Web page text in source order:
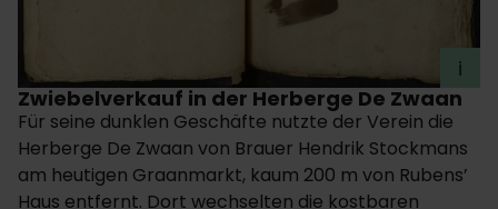
i
Zwiebelverkauf in der Herberge De Zwaan
Für seine dunklen Geschäfte nutzte der Verein die
Herberge De Zwaan von Brauer Hendrik Stockmans
am heutigen Graanmarkt, kaum 200 m von Rubens’
Haus entfernt. Dort wechselten die kostbaren